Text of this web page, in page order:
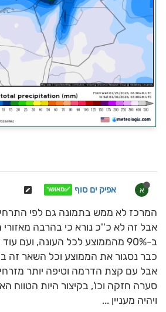
א אפיק ים סוף ✅מאושר
המרכז לא ממש בתמונה גם לפי
אבל זה לא כ''כ נורא כי בהרבה
כבר נסגור את הממוצע וכל השאר זה
אבל עם קצת הדרמה וטיפה יותר
סערה חזקה וכו', בקיצור היות הטווח
ויהיה מעניין ...